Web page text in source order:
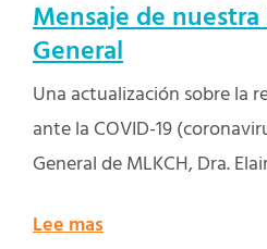
Mensaje de
General
Una actualización sobre la
ante la COVID-19
General de MLKCH, Dra.
Lee mas